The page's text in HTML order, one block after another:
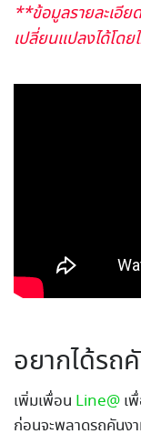
**ข้อมูลรายละเอีย
เปลี่ยนแปลงได้โด
อยากได้รถ
เพิ่มเพื่อน Line@ เ
ก่อนจะพลาดรถคันง